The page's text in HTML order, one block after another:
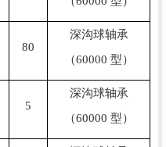
80
深沟球轴承
（60000 型）
5
深沟球轴承
（60000 型）